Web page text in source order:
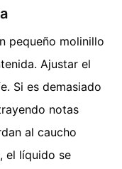
pequeño molinillo
Ajustar el
Si es demasiado
notas
al caucho
el líquido se